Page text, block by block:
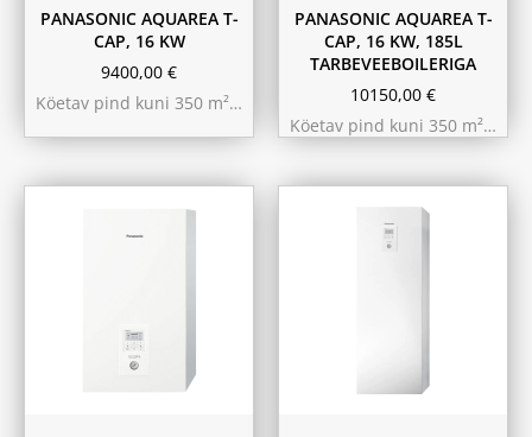
PANASONIC AQUAREA T-
CAP, 16 KW
9400,00 €
Köetav pind kuni 350 m²…
PANASONIC AQUAREA T-
CAP, 16 KW, 185L
TARBEVEEBOILERIGA
10150,00 €
Köetav pind kuni 350 m²…